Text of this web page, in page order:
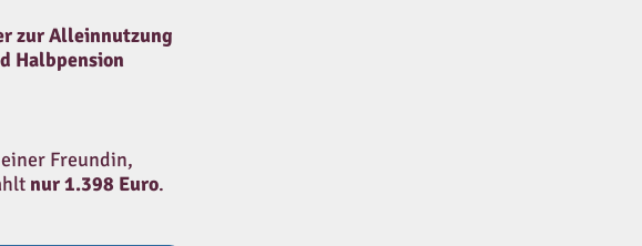
zur Alleinnutzung
Halbpension
Freundin,
nur 1.398 Euro.